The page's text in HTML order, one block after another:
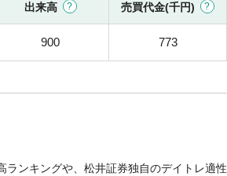
出来高 売買代金(千円)
900 773
ランキングや、松井証券独自のデイトレ適性